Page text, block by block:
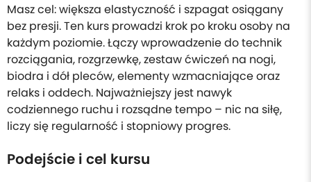
Masz cel: większa elastyczność i szpagat osiągany
bez presji. Ten kurs prowadzi krok po kroku osoby na
każdym poziomie. Łączy wprowadzenie do technik
rozciągania, rozgrzewkę, zestaw ćwiczeń na nogi,
biodra i dół pleców, elementy wzmacniające oraz
relaks i oddech. Najważniejszy jest nawyk
codziennego ruchu i rozsądne tempo – nic na siłę,
liczy się regularność i stopniowy progres.
Podejście i cel kursu